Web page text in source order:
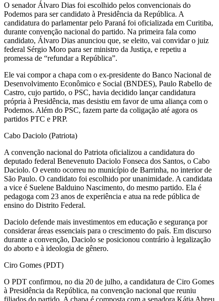
O senador Álvaro Dias foi escolhido pelos convencionais do
Podemos para ser candidato à Presidência da República. A
candidatura do parlamentar pelo Paraná foi oficializada em Curitiba,
durante convenção nacional do partido. Na primeira fala como
candidato, Álvaro Dias anunciou que, se eleito, vai convidar o juiz
federal Sérgio Moro para ser ministro da Justiça, e repetiu a
promessa de “refundar a República”.
Ele vai compor a chapa com o ex-presidente do Banco Nacional de
Desenvolvimento Econômico e Social (BNDES), Paulo Rabello de
Castro, cujo partido, o PSC, havia decidido lançar candidatura
própria à Presidência, mas desistiu em favor de uma aliança com o
Podemos. Além do PSC, fazem parte da coligação até agora os
partidos PTC e PRP.
Cabo Daciolo (Patriota)
A convenção nacional do Patriota oficializou a candidatura do
deputado federal Benevenuto Daciolo Fonseca dos Santos, o Cabo
Daciolo. O evento ocorreu no município de Barrinha, no interior de
São Paulo. O candidato foi escolhido por unanimidade. A candidata
a vice é Suelene Balduino Nascimento, do mesmo partido. Ela é
pedagoga com 23 anos de experiência e atua na rede pública de
ensino do Distrito Federal.
Daciolo defende mais investimentos em educação e segurança por
considerar áreas essenciais para o crescimento do país. Em discurso
durante a convenção, Daciolo se posicionou contrário à legalização
do aborto e à ideologia de gênero.
Ciro Gomes (PDT)
O PDT confirmou, no dia 20 de julho, a candidatura de Ciro Gomes
à Presidência da República, na convenção nacional que reuniu
filiados do partido. A chapa é composta com a senadora Kátia Abreu